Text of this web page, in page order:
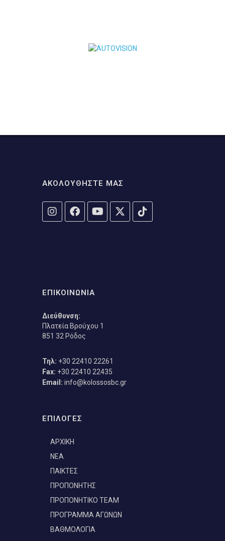
ΑΚΟΛΟΥΘΗΣΤΕ ΜΑΣ
ΕΠΙΚΟΙΝΩΝΙΑ
Διεύθυνση:
Πλατεία Βρούχου 1
851 32 Ρόδος
Τηλ: +30 22410 22261
Fax: +30 22410 22435
Email: info@kolossosbc.gr
ΕΠΙΛΟΓΕΣ
ΑΡΧΙΚΗ
ΝΕΑ
ΠΑΙΚΤΕΣ
ΠΡΟΠΟΝΗΤΗΣ
ΠΡΟΠΟΝΗΤΙΚΟ TEAM
ΠΡΟΓΡΑΜΜΑ ΑΓΩΝΩΝ
ΒΑΘΜΟΛΟΓΙΑ